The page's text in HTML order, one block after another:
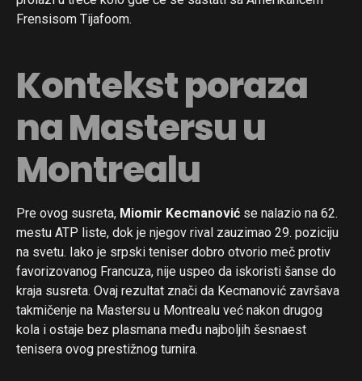
Frensisom Tijafoom.
Kontekst poraza
na Mastersu u
Montrealu
Pre ovog susreta, Miomir Kecmanović se nalazio na 62.
mestu ATP liste, dok je njegov rival zauzimao 29. poziciju
na svetu. Iako je srpski teniser dobro otvorio meč protiv
favorizovanog Francuza, nije uspeo da iskoristi šanse do
kraja susreta. Ovaj rezultat znači da Kecmanović završava
takmičenje na Mastersu u Montrealu već nakon drugog
kola i ostaje bez plasmana među najboljih šesnaest
tenisera ovog prestižnog turnira.